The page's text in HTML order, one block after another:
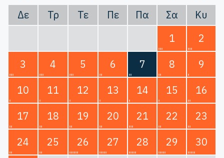
Δε Τρ Τε Πε Πα Σα
Κυ
1
2
3
4 5 6 7 8
9
10
11 12 13 14 15
16
17
18 19 20 21 22
23
24
25 26 27 28 29
30